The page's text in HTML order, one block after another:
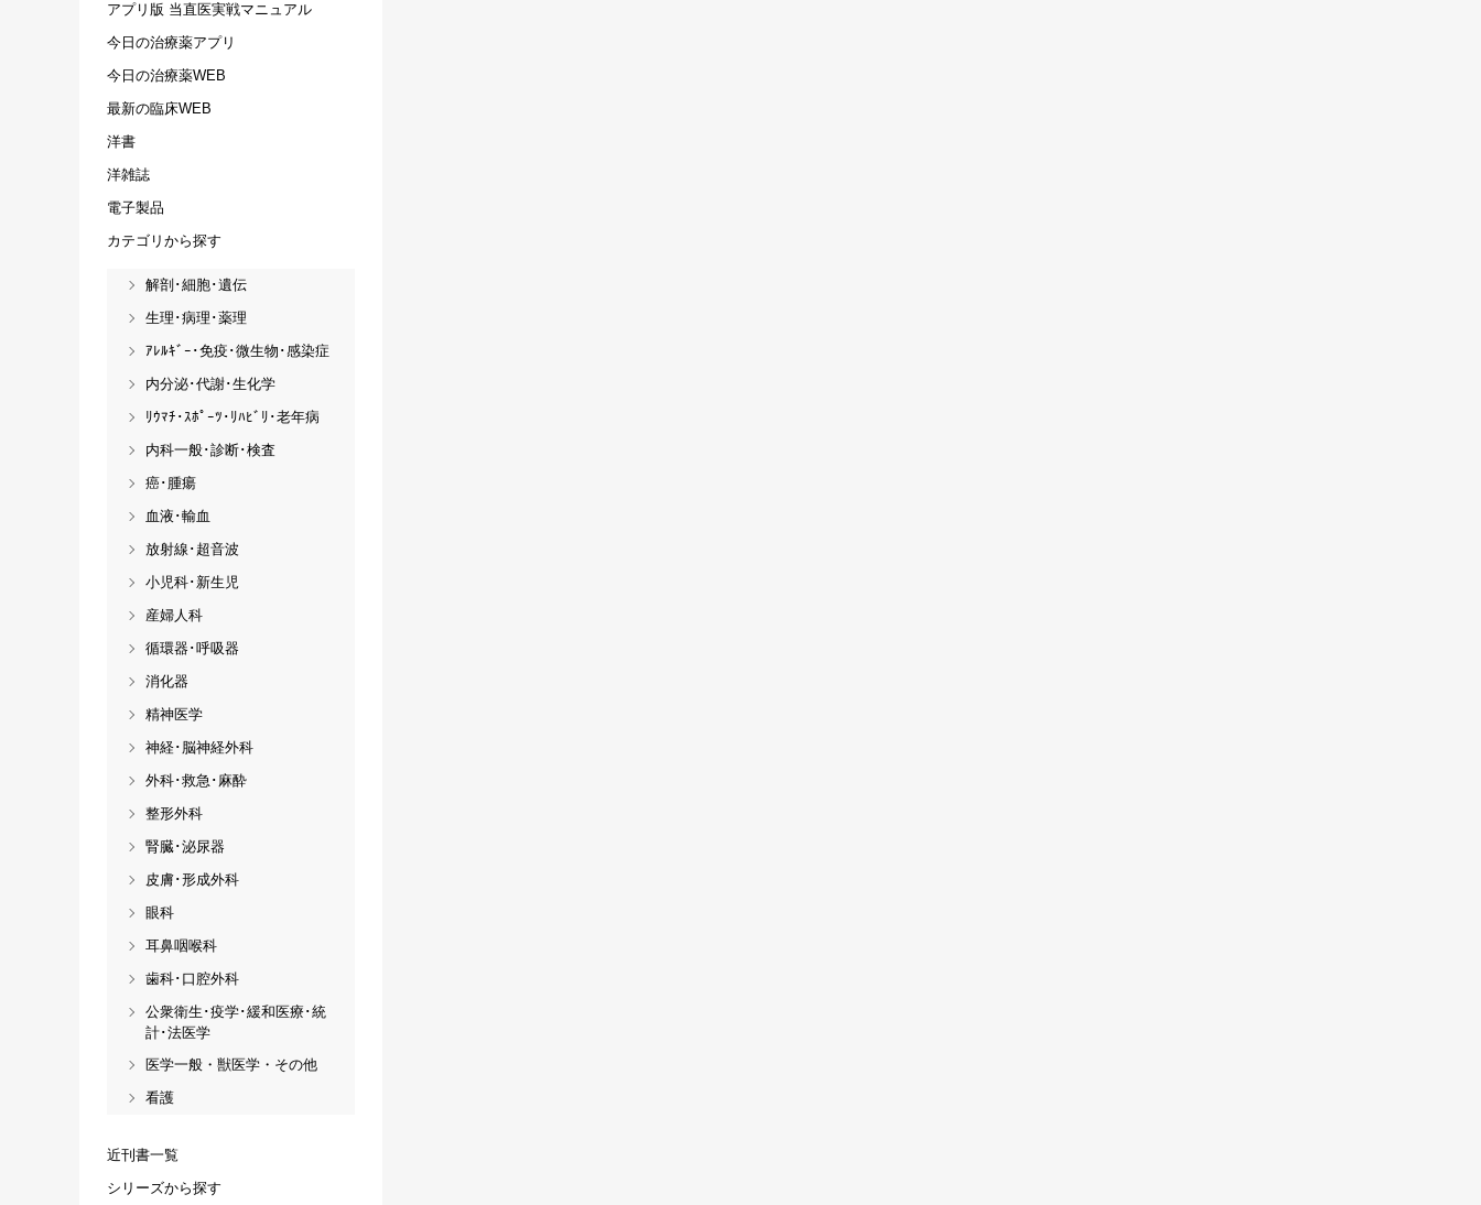
アプリ版 当直医実戦マニュアル
今日の治療薬アプリ
今日の治療薬WEB
最新の臨床WEB
洋書
洋雑誌
電子製品
カテゴリから探す
解剖･細胞･遺伝
生理･病理･薬理
ｱﾚﾙｷﾞｰ･免疫･微生物･感染症
内分泌･代謝･生化学
ﾘｳﾏﾁ･ｽﾎﾟｰﾂ･ﾘﾊﾋﾞﾘ･老年病
内科一般･診断･検査
癌･腫瘍
血液･輸血
放射線･超音波
小児科･新生児
産婦人科
循環器･呼吸器
消化器
精神医学
神経･脳神経外科
外科･救急･麻酔
整形外科
腎臓･泌尿器
皮膚･形成外科
眼科
耳鼻咽喉科
歯科･口腔外科
公衆衛生･疫学･緩和医療･統
計･法医学
医学一般・獣医学・その他
看護
近刊書一覧
シリーズから探す